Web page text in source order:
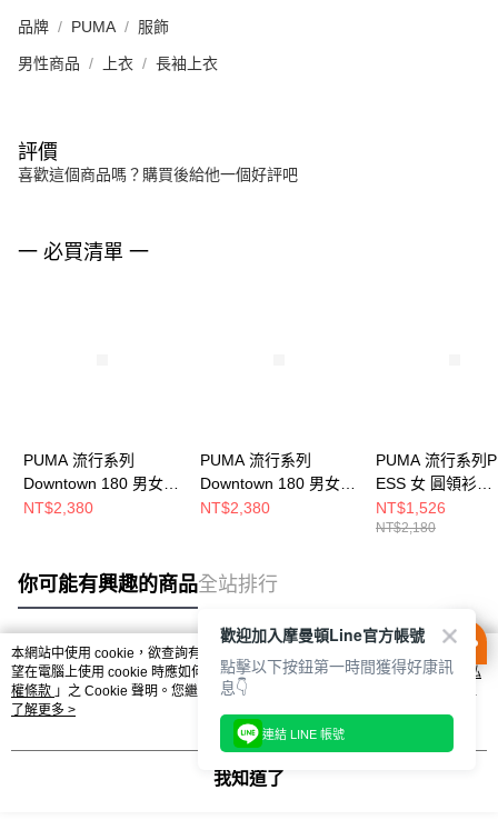
品牌 PUMA 服飾
男性商品 上衣 長袖上衣
評價
喜歡這個商品嗎？購買後給他一個好評吧
一 必買清單 一
PUMA 流行系列
Downtown 180 男女
圓領衫 62434220
NT$2,380
PUMA 流行系列
Downtown 180 男女
圓領衫 62434290
NT$2,380
PUMA 流行系列
ESS 女 圓領衫
63571264
NT$1,526
NT$2,180
你可能有興趣的商品全站排行
熱門標籤
本網站中使用 cookie，欲查詢有關本網站使用 cookie 方式之詳情，及若您不希
望在電腦上使用 cookie 時應如何變更電腦的 cookie 設定，請參閱本網站「
隱私
權條款 」之 Cookie 聲明。您繼續使用本網站即表示您同意本公司得按本網站使
用條款之 Cookie 聲明使用 cookie。
了解更多 >
我知道了
歡迎加入摩曼頓Line官方帳號
點擊以下按鈕第一時間獲得好康訊
息👇
連結 LINE 帳號